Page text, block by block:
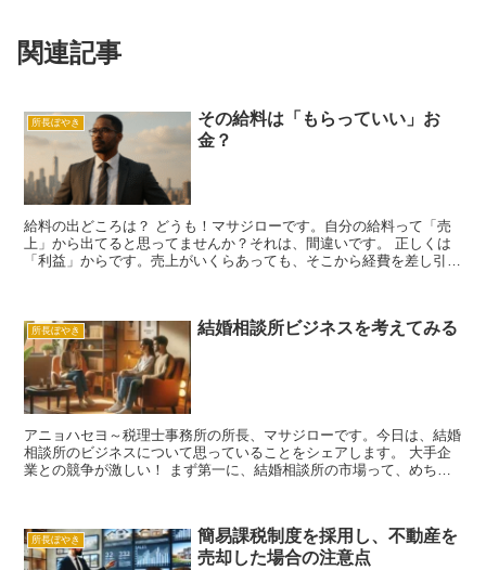
関連記事
所長ぼやき
その給料は「もらっていい」お
金？
給料の出どころは？ どうも！マサジローです。自分の給料って「売
上」から出てると思ってませんか？それは、間違いです。 正しくは
「利益」からです。売上がいくらあっても、そこから経費を差し引い
所長ぼやき 結婚相談所ビジネスを考えてみる
アニョハセヨ～税理士事務所の所長、マサジローです。今日は、結婚
相談所のビジネスについて思っていることをシェアします。 大手企
業との競争が激しい！ まず第一に、結婚相談所の市場って、めちゃ
所長ぼやき
簡易課税制度を採用し、不動産を
売却した場合の注意点